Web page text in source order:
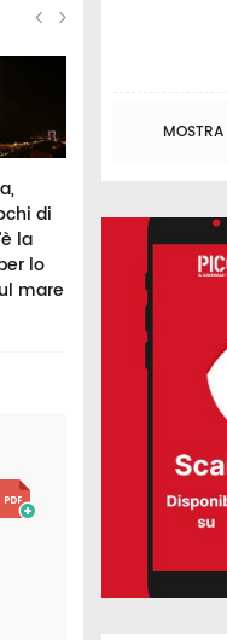
di
la
lo
mare
finale a
Montecassiano:
sabato arriva
Chiara Galiazzo